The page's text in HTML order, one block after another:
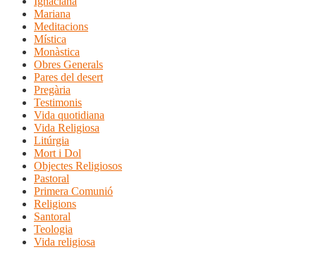
Mariana
Meditacions
Mística
Monàstica
Obres Generals
Pares del desert
Pregària
Testimonis
Vida quotidiana
Vida Religiosa
Litúrgia
Mort i Dol
Objectes Religiosos
Pastoral
Primera Comunió
Religions
Santoral
Teologia
Vida religiosa